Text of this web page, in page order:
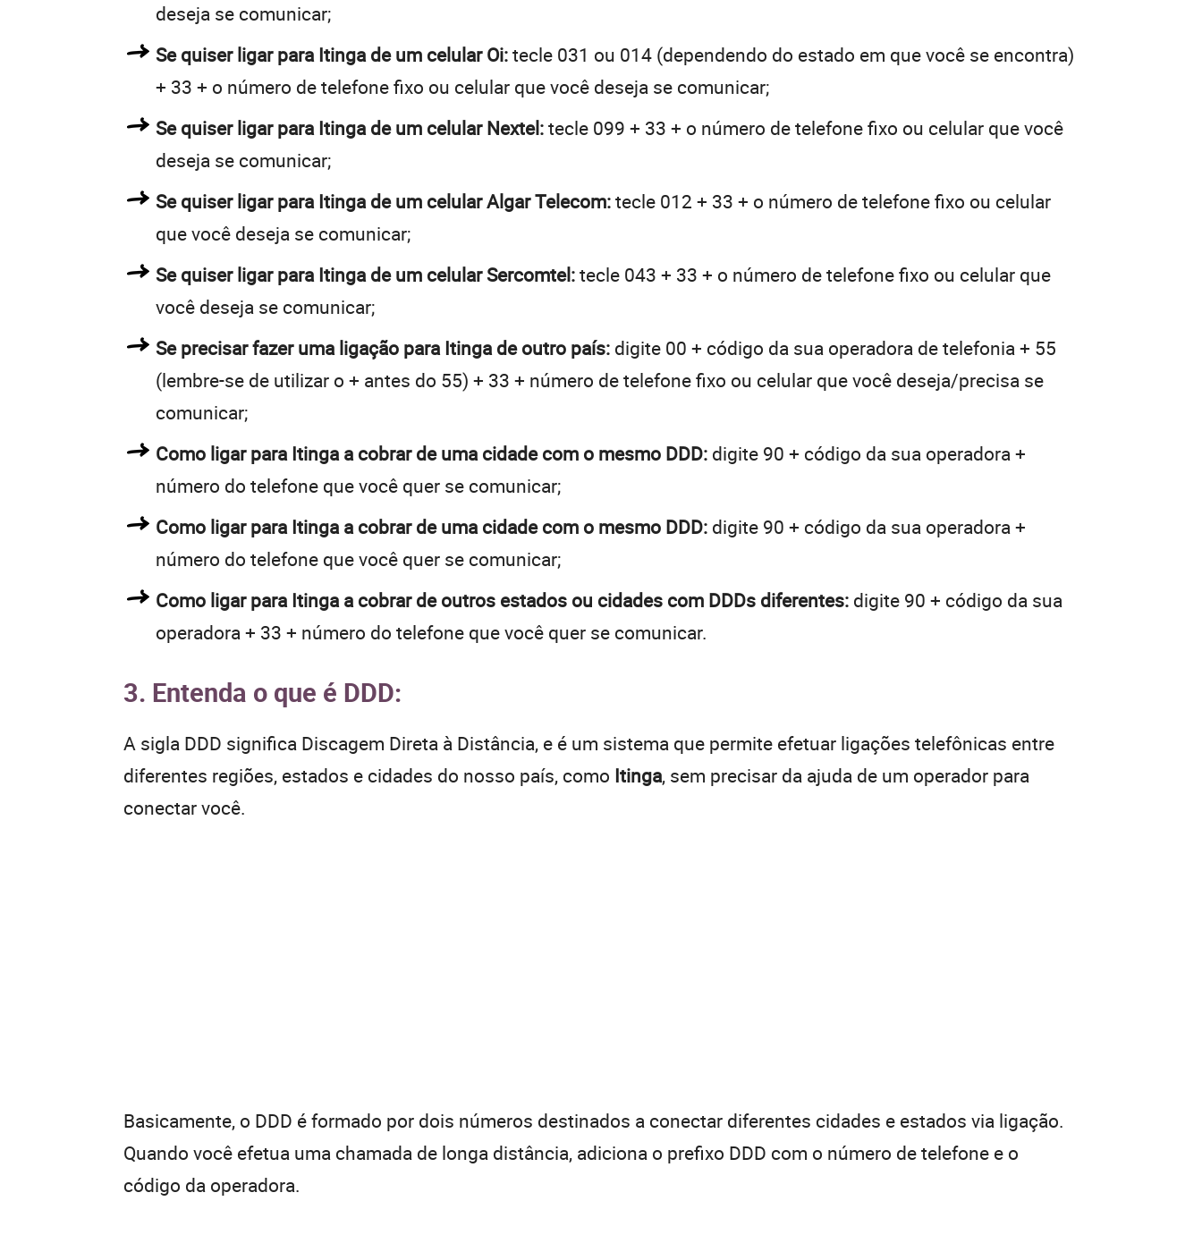
deseja se comunicar;
Se quiser ligar para Itinga de um celular Oi:tecle 031 ou 014 (dependendo do estado em que você se encontra)
+ 33 + o número de telefone fixo ou celular que você deseja se comunicar;
Se quiser ligar para Itinga de um celular Nextel:tecle 099 + 33 + o número de telefone fixo ou celular que você
deseja se comunicar;
Se quiser ligar para Itinga de um celular Algar Telecom:tecle 012 + 33 + o número de telefone fixo ou celular
que você deseja se comunicar;
Se quiser ligar para Itinga de um celular Sercomtel:tecle 043 + 33 + o número de telefone fixo ou celular que
você deseja se comunicar;
Se precisar fazer uma ligação para Itinga de outro país: digite 00 + código da sua operadora de telefonia + 55
(lembre-se de utilizar o + antes do 55) + 33 + número de telefone fixo ou celular que você deseja/precisa se
comunicar;
Como ligar para Itinga a cobrar de uma cidade com o mesmo DDD: digite 90 + código da sua operadora +
número do telefone que você quer se comunicar;
Como ligar para Itinga a cobrar de uma cidade com o mesmo DDD: digite 90 + código da sua operadora +
número do telefone que você quer se comunicar;
Como ligar para Itinga a cobrar de outros estados ou cidades com DDDs diferentes: digite 90 + código da sua
operadora + 33 + número do telefone que você quer se comunicar.
3. Entenda o que é DDD:
A sigla DDD significa Discagem Direta à Distância, e é um sistema que permite efetuar ligações telefônicas entre
diferentes regiões, estados e cidades do nosso país, como Itinga, sem precisar da ajuda de um operador para
conectar você.
Basicamente, o DDD é formado por dois números destinados a conectar diferentes cidades e estados via ligação.
Quando você efetua uma chamada de longa distância, adiciona o prefixo DDD com o número de telefone e o
código da operadora.